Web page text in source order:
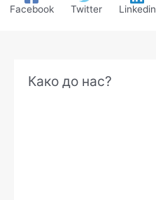
Facebook Twitter Linkedin
Како до нас?
р